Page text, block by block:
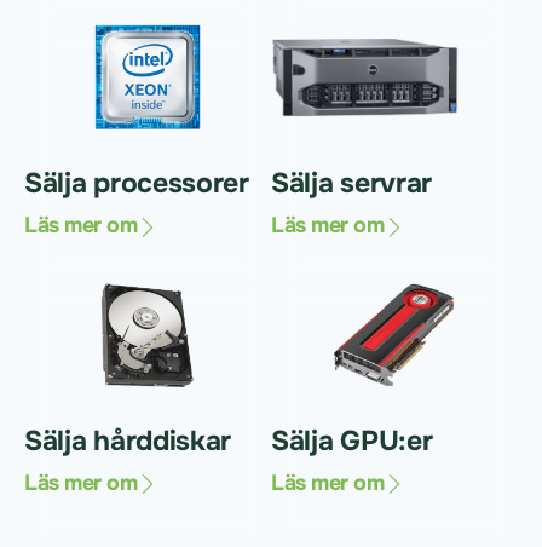
Sälja processorer
Läs mer om
Sälja servrar
Läs mer om
Sälja hårddiskar
Läs mer om
Sälja GPU:er
Läs mer om